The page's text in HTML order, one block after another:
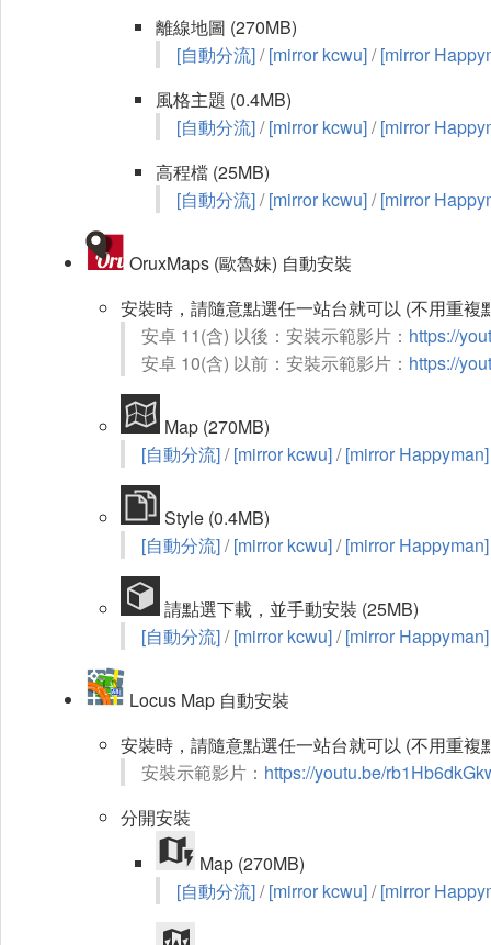
離線地圖 (270MB)
[自動分流]/[mirror kcwu]/[mirror
風格主題 (0.4MB)
[自動分流]/[mirror kcwu]/[mirror
高程檔 (25MB)
[自動分流]/[mirror kcwu]/[mirror
OruxMaps (歐魯妹) 自動安裝
安裝時，請隨意點選任一站台就可以 (不用重複
安卓 11(含) 以後：安裝示範影片： https://
安卓 10(含) 以前：安裝示範影片： https://
Map (270MB)
[自動分流]/[mirror kcwu]/[mirror Happyman]
Style (0.4MB)
[自動分流]/[mirror kcwu]/[mirror Happyman]
請點選下載，並手動安裝 (25MB)
[自動分流]/[mirror kcwu]/[mirror Happyman]
Locus Map 自動安裝
安裝時，請隨意點選任一站台就可以 (不用重複
安裝示範影片： https://youtu.be/
分開安裝
Map (270MB)
[自動分流]/[mirror kcwu]/[mirror